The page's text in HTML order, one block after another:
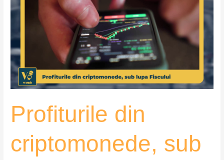
Profiturile din
criptomonede, sub
criptomonede,
–
VoxQub